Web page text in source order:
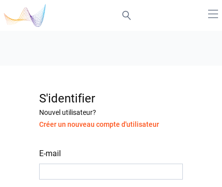
S'identifier
Nouvel utilisateur?
Créer un nouveau compte d'utilisateur
E-mail